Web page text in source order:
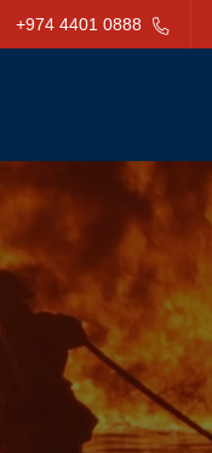
+974 4401 0888